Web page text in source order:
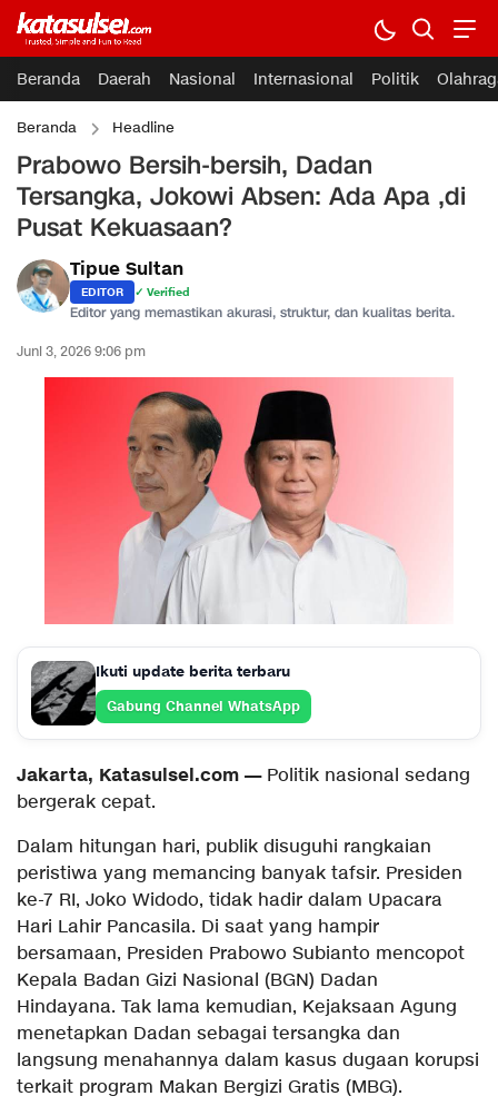
Beranda Daerah Nasional Internasional Politik
Beranda Headline
Prabowo Bersih-bersih, Dadan
Tersangka, Jokowi Absen: Ada Apa ,di
Pusat Kekuasaan?
Tipue Sultan
EDITOR ✓ Verified
Editor yang memastikan akurasi, struktur, dan kualitas berita.
Juni 3, 2026 9:06 pm
Ikuti update berita terbaru
Gabung Channel WhatsApp
Jakarta, Katasulsel.com — Politik nasional sedang
bergerak cepat.
Dalam hitungan hari, publik disuguhi rangkaian
peristiwa yang memancing banyak tafsir. Presiden
ke-7 RI, Joko Widodo, tidak hadir dalam Upacara
Hari Lahir Pancasila. Di saat yang hampir
bersamaan, Presiden Prabowo Subianto mencopot
Kepala Badan Gizi Nasional (BGN) Dadan
Hindayana. Tak lama kemudian, Kejaksaan Agung
menetapkan Dadan sebagai tersangka dan
langsung menahannya dalam kasus dugaan korupsi
terkait program Makan Bergizi Gratis (MBG).